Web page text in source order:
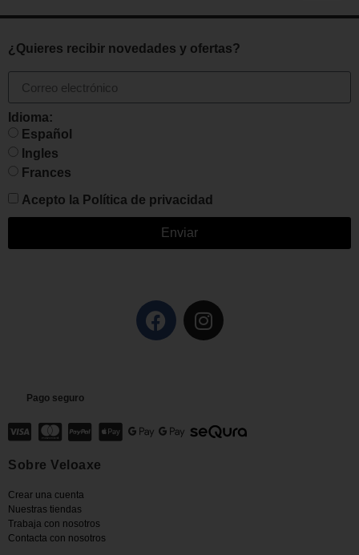
¿Quieres recibir novedades y ofertas?
Idioma:
Español
Ingles
Frances
Acepto la Política de privacidad
Enviar
Pago seguro
Sobre Veloaxe
Crear una cuenta
Nuestras tiendas
Trabaja con nosotros
Contacta con nosotros